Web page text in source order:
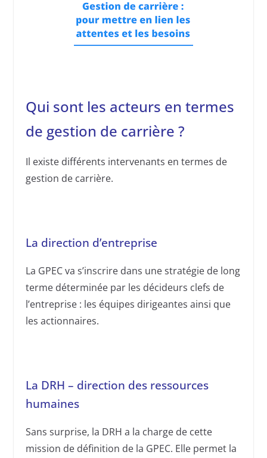
Qui sont les acteurs en termes
de gestion de carrière ?
Il existe différents intervenants en termes de
gestion de carrière.
La direction d’entreprise
La GPEC va s’inscrire dans une stratégie de long
terme déterminée par les décideurs clefs de
l’entreprise : les équipes dirigeantes ainsi que
les actionnaires.
La DRH – direction des ressources
humaines
Sans surprise, la DRH a la charge de cette
mission de définition de la GPEC. Elle permet la